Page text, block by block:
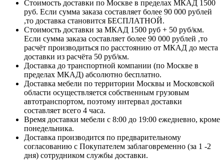
Стоимость доставки по Москве в пределах МКАД 1500
руб. Если сумма заказа составляет более 90 000 рублей
,то доставка становится БЕСПЛАТНОЙ.
Стоимость доставки за МКАД 1500 руб + 50 руб/км.
Если сумма заказа составляет более 90 000 рублей ,то
расчёт производиться по расстоянию от МКАД до места
доставки из расчёта 50 руб/км.
Доставка до транспортной компании (по Москве в
пределах МКАД) абсолютно бесплатно.
Доставка мебели по территории Москвы и Московской
области осуществляется собственным грузовым
автотранспортом, поэтому интервал доставки
составляет всего 4 часа.
Время доставки мебели с 8:00 до 19:00 ежедневно, кроме
понедельника.
Доставка производится по предварительному
согласованию с Покупателем заблаговременно (за 1 -2
дня) сотрудником службы доставки.